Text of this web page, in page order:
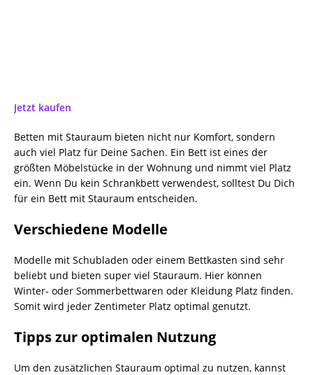
Jetzt kaufen
Betten mit Stauraum bieten nicht nur Komfort, sondern
auch viel Platz für Deine Sachen. Ein Bett ist eines der
größten Möbelstücke in der Wohnung und nimmt viel Platz
ein. Wenn Du kein Schrankbett verwendest, solltest Du Dich
für ein Bett mit Stauraum entscheiden.
Verschiedene Modelle
Modelle mit Schubladen oder einem Bettkasten sind sehr
beliebt und bieten super viel Stauraum. Hier können
Winter- oder Sommerbettwaren oder Kleidung Platz finden.
Somit wird jeder Zentimeter Platz optimal genutzt.
Tipps zur optimalen Nutzung
Um den zusätzlichen Stauraum optimal zu nutzen, kannst